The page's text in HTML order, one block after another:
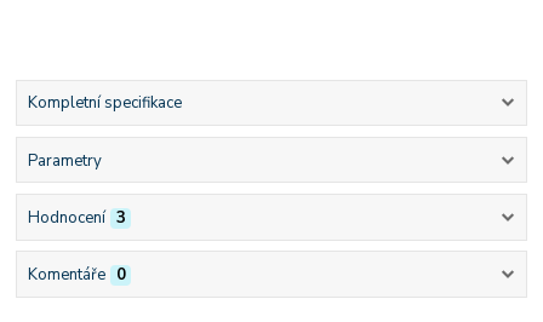
Kompletní specifikace
Parametry
Hodnocení 3
Komentáře 0